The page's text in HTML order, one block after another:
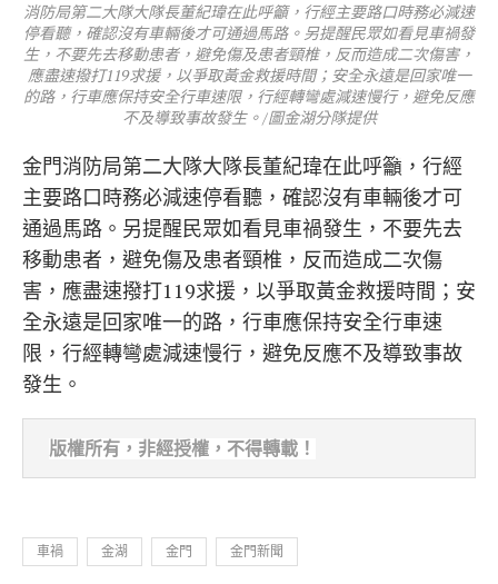
消防局第二大隊大隊長董紀瑋在此呼籲，行經主要路口時務必減速
停看聽，確認沒有車輛後才可通過馬路。另提醒民眾如看見車禍發
生，不要先去移動患者，避免傷及患者頸椎，反而造成二次傷害，
應盡速撥打119求援，以爭取黃金救援時間；安全永遠是回家唯一
的路，行車應保持安全行車速限，行經轉彎處減速慢行，避免反應
不及導致事故發生。/圖金湖分隊提供
金門消防局第二大隊大隊長董紀瑋在此呼籲，行經
主要路口時務必減速停看聽，確認沒有車輛後才可
通過馬路。另提醒民眾如看見車禍發生，不要先去
移動患者，避免傷及患者頸椎，反而造成二次傷
害，應盡速撥打119求援，以爭取黃金救援時間；安
全永遠是回家唯一的路，行車應保持安全行車速
限，行經轉彎處減速慢行，避免反應不及導致事故
發生。
版權所有，非經授權，不得轉載！
車禍 金湖 金門 金門新聞